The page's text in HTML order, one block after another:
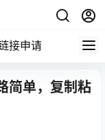
接申请
简单，复制粘